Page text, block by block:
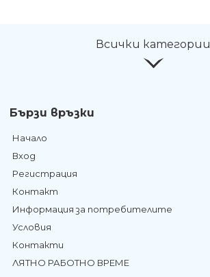
Всички категории
Бързи връзки
Начало
Вход
Регистрация
Контакт
Информация за потребителите
Условия
Контакти
ЛЯТНО РАБОТНО ВРЕМЕ